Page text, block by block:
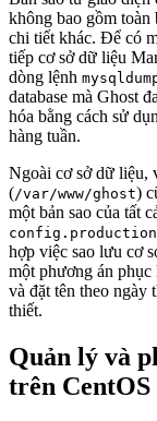
không bao gồm
chi tiết khác. Để có
tiếp cơ sở dữ liệu
dòng lệnh
database mà Ghost
hóa bằng cách sử
hàng tuần.
Ngoài cơ sở dữ liệu,
(/var/www/ghost)
một bản sao của tất
hợp việc sao lưu cơ
một phương án phục
và đặt tên theo ngày
thiết.
Quản lý và
trên CentOS